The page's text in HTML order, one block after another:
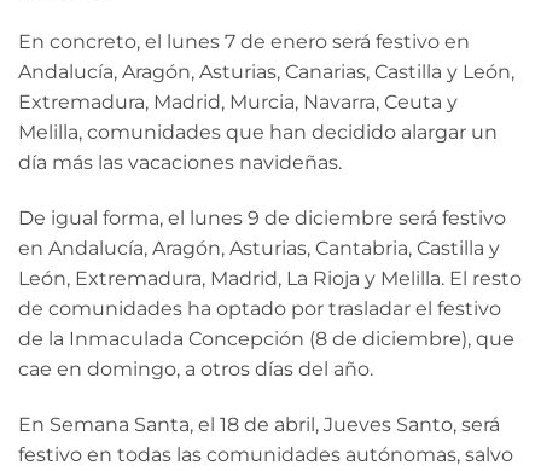
En concreto, el lunes 7 de enero será festivo en
Andalucía, Aragón, Asturias, Canarias, Castilla y León,
Extremadura, Madrid, Murcia, Navarra, Ceuta y
Melilla, comunidades que han decidido alargar un
día más las vacaciones navideñas.
De igual forma, el lunes 9 de diciembre será festivo
en Andalucía, Aragón, Asturias, Cantabria, Castilla y
León, Extremadura, Madrid, La Rioja y Melilla. El resto
de comunidades ha optado por trasladar el festivo
de la Inmaculada Concepción (8 de diciembre), que
cae en domingo, a otros días del año.
En Semana Santa, el 18 de abril, Jueves Santo, será
festivo en todas las comunidades autónomas, salvo